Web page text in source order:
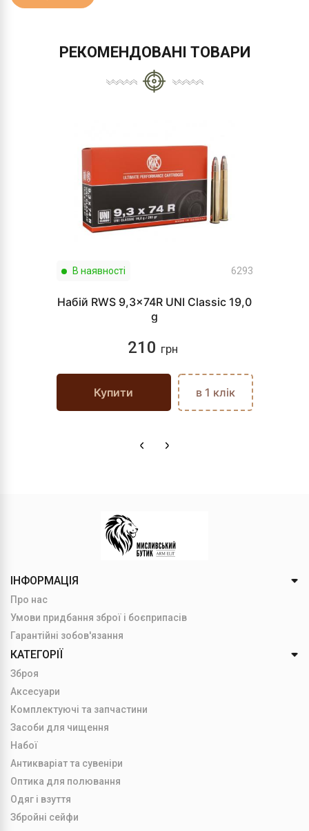
РЕКОМЕНДОВАНІ ТОВАРИ
В наявності 6293
Набій RWS 9,3x74R UNI Classic 19,0
g
210 грн
Купити в 1 клік
ІНФОРМАЦІЯ
Про нас
Умови придбання зброї і боєприпасів
Гарантійні зобов'язання
КАТЕГОРІЇ
Зброя
Аксесуари
Комплектуючі та запчастини
Засоби для чищення
Набої
Антикваріат та сувеніри
Оптика для полювання
Одяг і взуття
Збройні сейфи